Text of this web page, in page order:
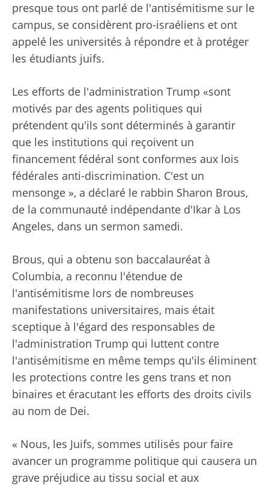
presque tous ont parlé de l'antisémitisme sur le
campus, se considèrent pro-israéliens et ont
appelé les universités à répondre et à protéger
les étudiants juifs.
Les efforts de l'administration Trump «sont
motivés par des agents politiques qui
prétendent qu'ils sont déterminés à garantir
que les institutions qui reçoivent un
financement fédéral sont conformes aux lois
fédérales anti-discrimination. C'est un
mensonge », a déclaré le rabbin Sharon Brous,
de la communauté indépendante d'Ikar à Los
Angeles, dans un sermon samedi.
Brous, qui a obtenu son baccalauréat à
Columbia, a reconnu l'étendue de
l'antisémitisme lors de nombreuses
manifestations universitaires, mais était
sceptique à l'égard des responsables de
l'administration Trump qui luttent contre
l'antisémitisme en même temps qu'ils éliminent
les protections contre les gens trans et non
binaires et éracutant les efforts des droits civils
au nom de Dei.
« Nous, les Juifs, sommes utilisés pour faire
avancer un programme politique qui causera un
grave préjudice au tissu social et aux